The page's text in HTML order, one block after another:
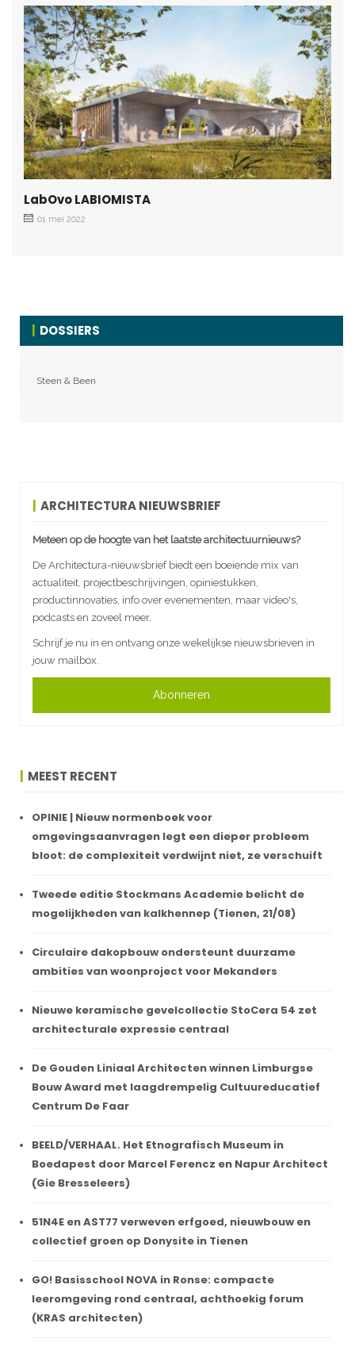
LabOvo LABIOMISTA
01 mei 2022
DOSSIERS
Steen & Been
ARCHITECTURA NIEUWSBRIEF
Meteen op de hoogte van het laatste architectuurnieuws?
De Architectura-nieuwsbrief biedt een boeiende mix van
actualiteit, projectbeschrijvingen, opiniestukken,
productinnovaties, info over evenementen, maar video's,
podcasts en zoveel meer.
Schrijf je nu in en ontvang onze wekelijkse nieuwsbrieven in
jouw mailbox.
Abonneren
MEEST RECENT
OPINIE | Nieuw normenboek voor
omgevingsaanvragen legt een dieper probleem
bloot: de complexiteit verdwijnt niet, ze verschuift
Tweede editie Stockmans Academie belicht de
mogelijkheden van kalkhennep (Tienen, 21/08)
Circulaire dakopbouw ondersteunt duurzame
ambities van woonproject voor Mekanders
Nieuwe keramische gevelcollectie StoCera 54 zet
architecturale expressie centraal
De Gouden Liniaal Architecten winnen Limburgse
Bouw Award met laagdrempelig Cultuureducatief
Centrum De Faar
BEELD/VERHAAL. Het Etnografisch Museum in
Boedapest door Marcel Ferencz en Napur Architect
(Gie Bresseleers)
51N4E en AST77 verweven erfgoed, nieuwbouw en
collectief groen op Donysite in Tienen
GO! Basisschool NOVA in Ronse: compacte
leeromgeving rond centraal, achthoekig forum
(KRAS architecten)